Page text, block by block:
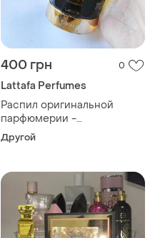
400 грн 0
Lattafa Perfumes
Распил оригинальной
парфюмерии -
парфюмерная вода
унисекс lattafa teriaq
Другой